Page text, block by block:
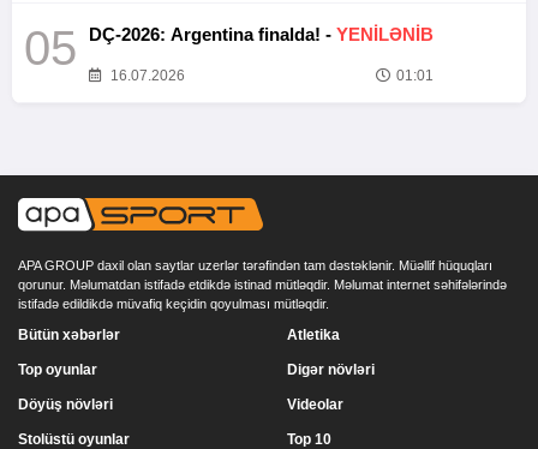
05 DÇ-2026: Argentina finalda! - YENİLƏNİB
16.07.2026 01:01
APA GROUP daxil olan saytlar uzerlər tərəfindən tam dəstəklənir. Müəllif hüquqları
qorunur. Məlumatdan istifadə etdikdə istinad mütləqdir. Məlumat internet səhifələrində
istifadə edildikdə müvafiq keçidin qoyulması mütləqdir.
Bütün xəbərlər
Top oyunlar
Döyüş növləri
Stolüstü oyunlar
Atletika
Digər növləri
Videolar
Top 10